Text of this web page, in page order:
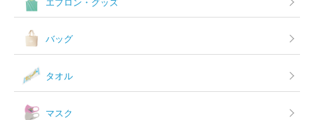
バッグ
タオル
マスク